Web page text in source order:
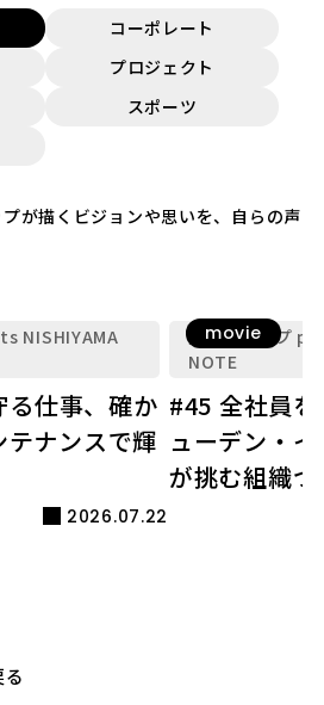
コーポレート
プロジェクト
スポーツ
が描くビジョンや思いを、自らの声
NISHIYAMA
仕事、確か
ナンスで輝
2026.07.22
movie
九電グループ
NOTE
#45 全社員
ューデン・
が挑む組織